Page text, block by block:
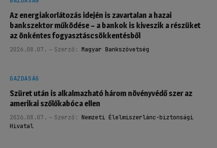
Az energiakorlátozás idején is zavartalan a hazai
bankszektor működése – a bankok is kiveszik a részüket
az önkéntes fogyasztáscsökkentésből
2026.08.07. Szerző: Magyar Bankszövetség
GAZDASÁG
Szüret után is alkalmazható három növényvédő szer az
amerikai szőlőkabóca ellen
2026.08.07. Szerző: Nemzeti Élelmiszerlánc-biztonsági
Hivatal